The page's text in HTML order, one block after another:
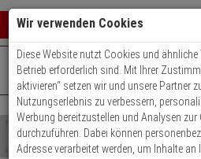
Warenkorb
0 ARTIKEL IM
Ihr
Ergebnisse ()
Shop
durchsuchen
+49 (0)821 899 493-0Mo. - Do.: 8:00 -
Kontaktservice
Wir verwenden Cookies
Diese Website nutzt Cookies und
Betrieb erforderlich sind. Mit Ihrer
aktivieren“ setzen wir und unsere Partner
Nutzungserlebnis zu verbessern,
Werbung bereitzustellen und Analysen
durchzuführen. Dabei können
Adresse verarbeitet werden, um Inhalte an